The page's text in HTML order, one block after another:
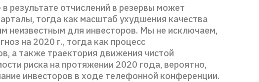
результате отчислений в резервы может
тогда как масштаб ухудшения качества
неизвестным для инвесторов. Мы не исключаем,
на 2020 г., тогда как процесс
а также траектория движения чистой
риска на протяжении 2020 года, вероятно,
инвесторов в ходе телефонной конференции.